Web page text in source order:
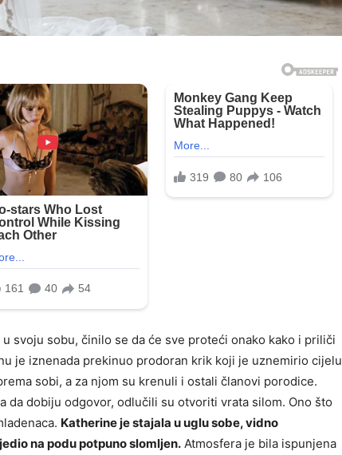
svoju sobu, činilo se da će sve proteći onako kako i priliči
je iznenada prekinuo prodoran krik koji je uznemirio cijelu
sobi, a za njom su krenuli i ostali članovi porodice.
da dobiju odgovor, odlučili su otvoriti vrata silom. Ono što
Katherine je stajala u uglu sobe, vidno
na podu potpuno slomljen. Atmosfera je bila ispunjena